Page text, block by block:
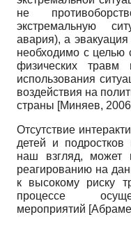
не
экстремальную
авария), а
необходимо с целью
физических травм
использования
воздействия на
страны [Миняев, 2006
Отсутствие
детей и подростков
наш взгляд, может
реагированию на
к высокому риску
процессе
мероприятий [